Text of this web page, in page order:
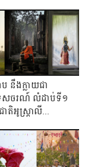
ប​ នឹងក្លាយជា
សចរណ៍ លំដាប់ទី១
តិអូស្រ្តាលី...